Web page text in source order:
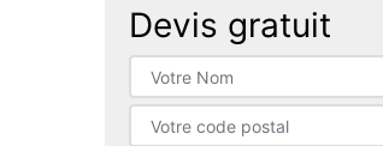
Devis gratuit